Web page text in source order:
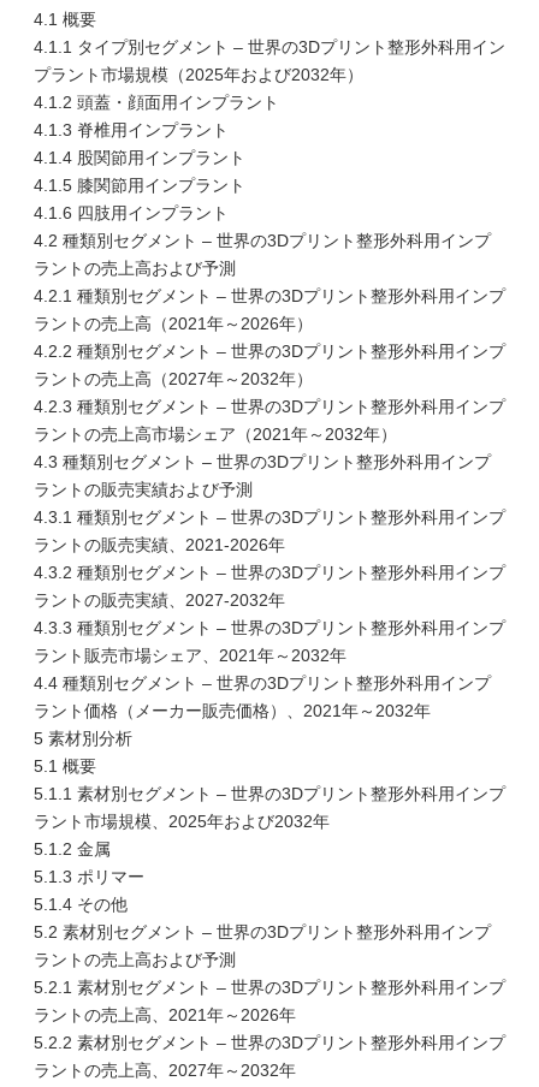
4.1 概要
4.1.1 タイプ別セグメント – 世界の3Dプリント整形外科用イン
プラント市場規模（2025年および2032年）
4.1.2 頭蓋・顔面用インプラント
4.1.3 脊椎用インプラント
4.1.4 股関節用インプラント
4.1.5 膝関節用インプラント
4.1.6 四肢用インプラント
4.2 種類別セグメント – 世界の3Dプリント整形外科用インプ
ラントの売上高および予測
4.2.1 種類別セグメント – 世界の3Dプリント整形外科用インプ
ラントの売上高（2021年～2026年）
4.2.2 種類別セグメント – 世界の3Dプリント整形外科用インプ
ラントの売上高（2027年～2032年）
4.2.3 種類別セグメント – 世界の3Dプリント整形外科用インプ
ラントの売上高市場シェア（2021年～2032年）
4.3 種類別セグメント – 世界の3Dプリント整形外科用インプ
ラントの販売実績および予測
4.3.1 種類別セグメント – 世界の3Dプリント整形外科用インプ
ラントの販売実績、2021-2026年
4.3.2 種類別セグメント – 世界の3Dプリント整形外科用インプ
ラントの販売実績、2027-2032年
4.3.3 種類別セグメント – 世界の3Dプリント整形外科用インプ
ラント販売市場シェア、2021年～2032年
4.4 種類別セグメント – 世界の3Dプリント整形外科用インプ
ラント価格（メーカー販売価格）、2021年～2032年
5 素材別分析
5.1 概要
5.1.1 素材別セグメント – 世界の3Dプリント整形外科用インプ
ラント市場規模、2025年および2032年
5.1.2 金属
5.1.3 ポリマー
5.1.4 その他
5.2 素材別セグメント – 世界の3Dプリント整形外科用インプ
ラントの売上高および予測
5.2.1 素材別セグメント – 世界の3Dプリント整形外科用インプ
ラントの売上高、2021年～2026年
5.2.2 素材別セグメント – 世界の3Dプリント整形外科用インプ
ラントの売上高、2027年～2032年